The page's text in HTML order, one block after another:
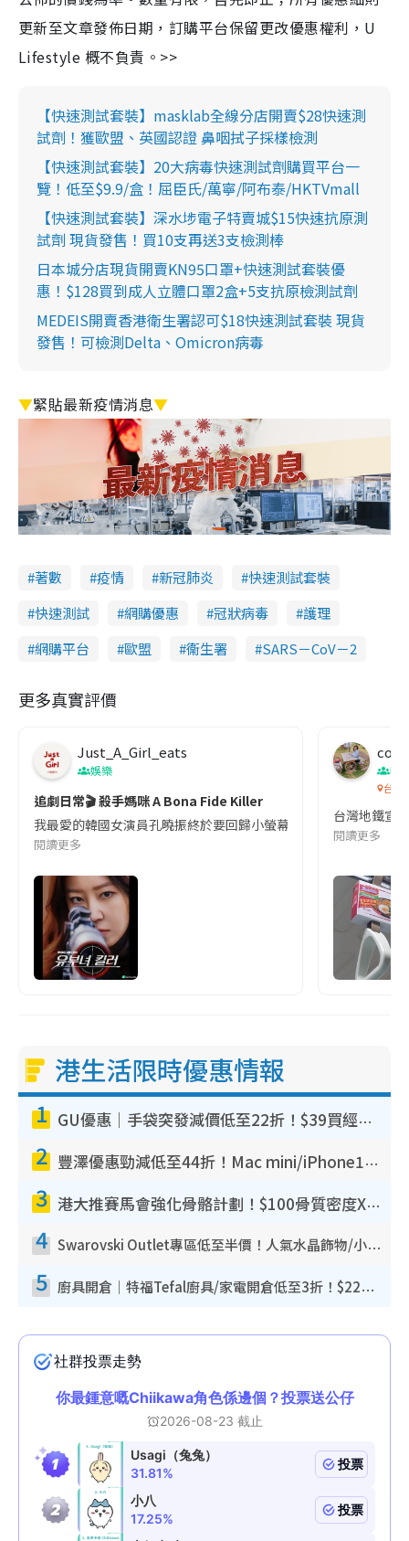
更新至文章發佈日期，訂購平台保留更改優惠權利，U
Lifestyle 概不負責。>>
【快速測試套裝】masklab全線分店開賣$28快速測
試劑！獲歐盟、英國認證 鼻咽拭子採樣檢測
【快速測試套裝】20大病毒快速測試劑購買平台一
覽！低至$9.9/盒！屈臣氏/萬寧/阿布泰/HKTVmall
【快速測試套裝】深水埗電子特賣城$15快速抗原測
試劑 現貨發售！買10支再送3支檢測棒
日本城分店現貨開賣KN95口罩+快速測試套裝優
惠！$128買到成人立體口罩2盒+5支抗原檢測試劑
MEDEIS開賣香港衛生署認可$18快速測試套裝 現貨
發售！可檢測Delta、Omicron病毒
▼緊貼最新疫情消息▼
著數 疫情 新冠肺炎
快速測試套裝
快速測試
網購優惠 冠狀病毒
護理
網購平台
歐盟 衞生署 SARS－CoV－2
更多真實評價
Just_A_Girl_eats
娛樂
追劇日常🎬 殺手媽咪 A Bona Fide Killer
我最愛的韓國女演員孔曉振終於要回歸小螢幕啦!這次的劇本改編
閱讀更多
co
吹
台灣
台灣地鐵宣
閱讀更多
港生活限時優惠情報
1 GU優惠｜手袋突發減價低至22折！$39買經典波士頓包/餃子袋！飾物同步減價$29起！
2 豐澤優惠勁減低至44折！Mac mini/iPhone17Pro大減價！廚房家電$220起
3 港大推賽馬會強化骨骼計劃！$100骨質密度X光檢查 完成免費運動訓練送超市禮券！附參加資格
4 Swarovski Outlet專區低至半價！人氣水晶飾物/小擺設$138起！迪士尼款/水晶高跟鞋都有平
5 廚具開倉｜特福Tefal廚具/家電開倉低至3折！$220起買平底鍋/炒鑊/湯煲！電飯煲/吸塵機/燙斗$418起